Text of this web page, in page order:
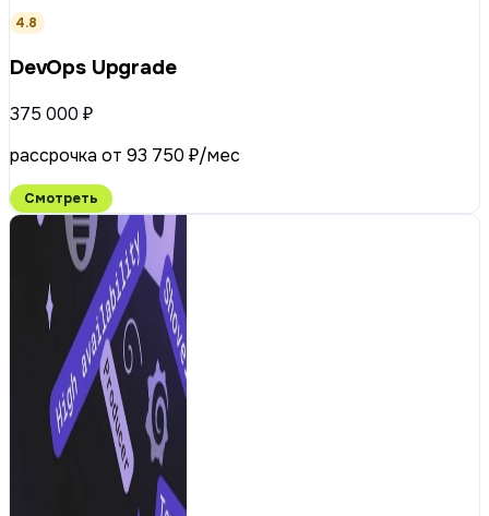
4.8
DevOps Upgrade
375 000 ₽
рассрочка от 93 750 ₽/мес
Смотреть